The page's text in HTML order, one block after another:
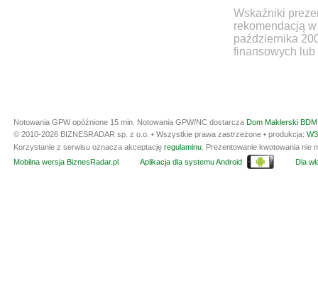
Wskaźniki
rekomendacją
października
finansowych lub
Notowania GPW opóźnione 15 min. Notowania GPW/NC dostarcza Dom Maklerski
© 2010-2026 BIZNESRADAR sp. z o.o. • Wszystkie prawa zastrzeżone • produkcja:
Korzystanie z serwisu oznacza akceptację regulaminu . Prezentowanie kwotowania
Mobilna wersja BiznesRadar.pl
Aplikacja dla systemu Android Dla